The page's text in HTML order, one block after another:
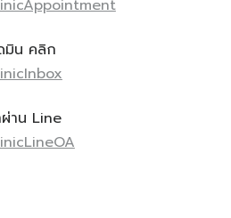
มิน คลิก
าน Line